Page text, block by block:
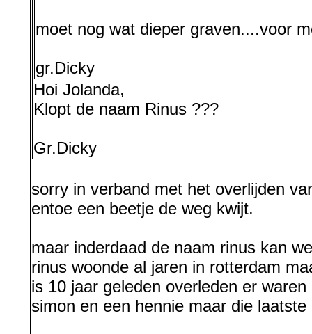
moet nog wat dieper graven....voor
gr.Dicky
Hoi Jolanda,
Klopt de naam Rinus ???
Gr.Dicky
sorry in verband met het overlijden
entoe een beetje de weg kwijt.
maar inderdaad de naam rinus kan
rinus woonde al jaren in rotterdam
is 10 jaar geleden overleden er
simon en een hennie maar die